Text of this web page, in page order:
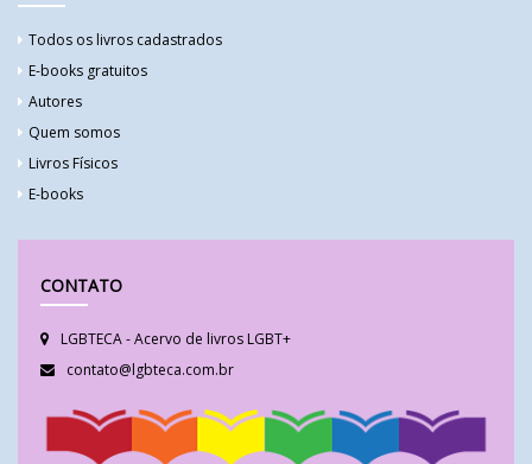
Todos os livros cadastrados
E-books gratuitos
Autores
Quem somos
Livros Físicos
E-books
CONTATO
LGBTECA - Acervo de livros LGBT+
contato@lgbteca.com.br